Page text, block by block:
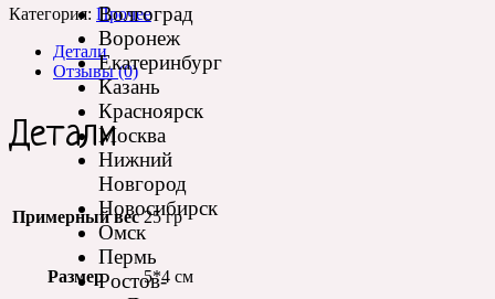
Волгоград
Воронеж
Екатеринбург
Казань
Красноярск
Москва
Нижний
Новгород
Новосибирск
Омск
Пермь
Ростов-
Категория: Прочее
Детали
Отзывы (0)
Детали
Примерный вес 25 гр
Размер 5*4 см